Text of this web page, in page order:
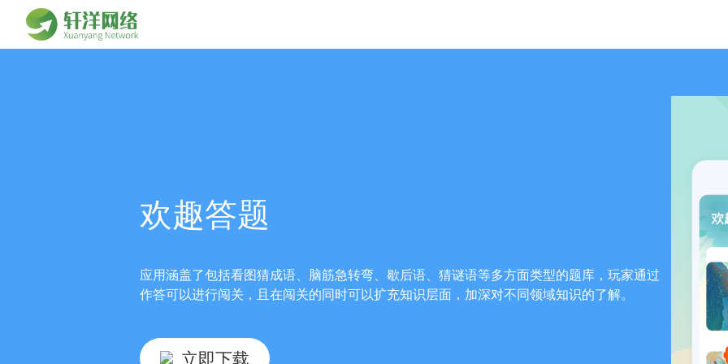
欢趣答题
应用涵盖了包括看图猜成语、脑筋急转弯、歇后语、猜谜语等多方面类型的题库，玩家通过
作答可以进行闯关，且在闯关的同时可以扩充知识层面，加深对不同领域知识的了解。
立即下载